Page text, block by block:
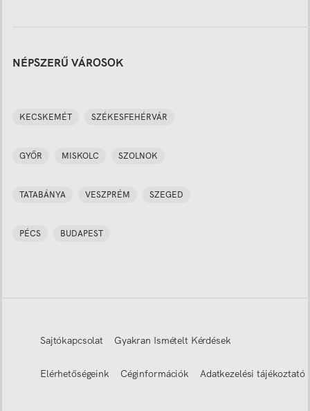
NÉPSZERŰ VÁROSOK
KECSKEMÉT SZÉKESFEHÉRVÁR
GYŐR MISKOLC SZOLNOK
TATABÁNYA VESZPRÉM SZEGED
PÉCS BUDAPEST
Sajtókapcsolat Gyakran Ismételt Kérdések
Elérhetőségeink Céginformációk Adatkezelési tájékoztató